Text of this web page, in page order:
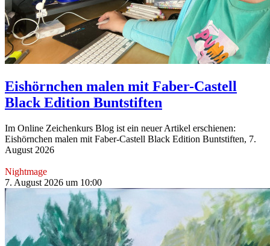
Eishörnchen malen mit Faber-Castell
Black Edition Buntstiften
Im Online Zeichenkurs Blog ist ein neuer Artikel erschienen:
Eishörnchen malen mit Faber-Castell Black Edition Buntstiften, 7.
August 2026
Nightmage
7. August 2026 um 10:00